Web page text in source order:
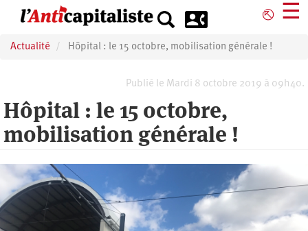
principal
⎋ ☰
Actualité Hôpital : le 15 octobre, mobilisation générale !
Publié le Mardi 8 octobre 2019 à 09h40.
Hôpital : le 15 octobre,
mobilisation générale !